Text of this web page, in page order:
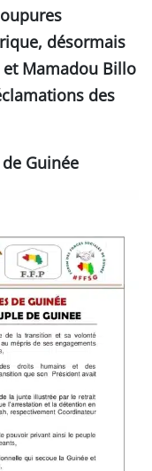
désormais
Mamadou Billo
des
Guinée